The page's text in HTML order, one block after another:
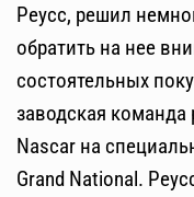
Реусс, решил
обратить на нее
состоятельных
заводская команда
Nascar на
Grand National.